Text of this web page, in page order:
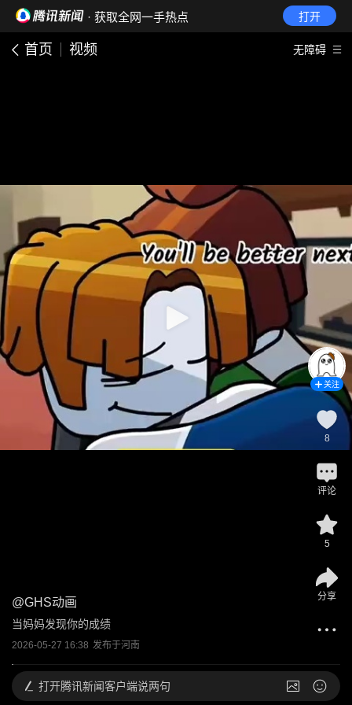
· 获取全网一手热点 打开
首页 视频 无障碍
@GHS动画
当妈妈发现你的成绩
2026-05-27 16:38 发布于河南
关注
8
评论
5
分享
打开腾讯新闻客户端说两句